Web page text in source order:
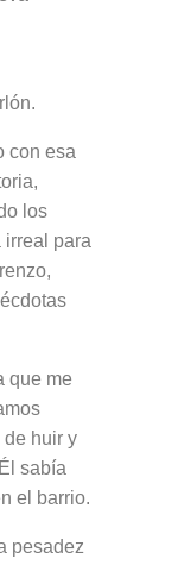
con esa
los
irreal para
que me
huir y
sabía
el barrio.
pesadez